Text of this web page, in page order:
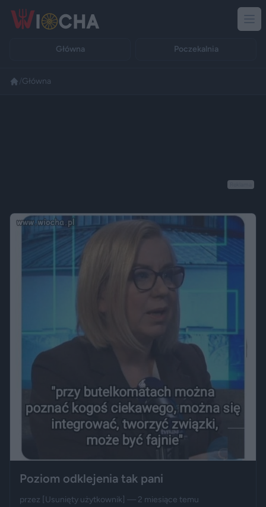
Główna Poczekalnia
Główna
Poziom odklejenia tak pani
przez [Usunięty użytkownik] — 2 miesiące temu